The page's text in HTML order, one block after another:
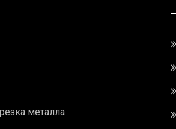
металла